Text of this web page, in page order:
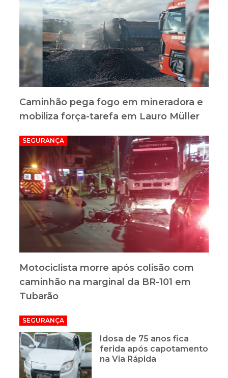
Caminhão pega fogo em mineradora e
mobiliza força-tarefa em Lauro Müller
SEGURANÇA
Motociclista morre após colisão com
caminhão na marginal da BR-101 em
Tubarão
SEGURANÇA
Idosa de 75 anos fica
ferida após capotamento
na Via Rápida